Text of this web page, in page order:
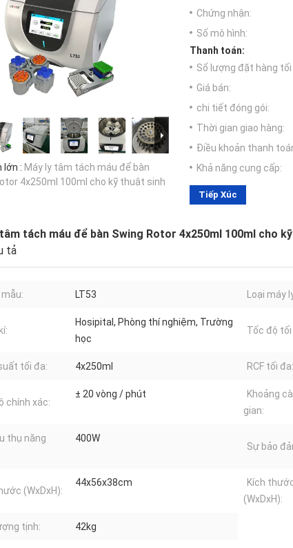
lớn : Máy ly tâm tách máu để bàn
4x250ml 100ml cho kỹ thuật sinh
Chứng nhận:
Số mô hình:
Thanh toán:
Số lượng đặt hàng
Giá bán:
chi tiết đóng gói:
Thời gian giao hàng:
Điều khoản thanh
Khả năng cung cấp:
Tiếp Xúc
tách máu để bàn Swing Rotor 4x250ml 100ml cho
tả
LT53 Loại máy
Hosipital, Phòng thí nghiệm, Trường
học
Tốc độ tối
tối đa: 4x250ml RCF tối đa:
chính xác:
± 20 vòng / phút
Khoảng
gian:
thụ năng
400W
Sự bảo
(WxDxH):
44x56x38cm
Kích
(WxDxH):
tịnh: 42kg